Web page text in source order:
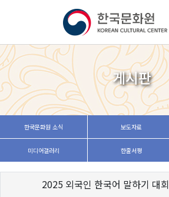
게시판
한국문화원 소식 보도자료
미디어갤러리 한줄서평
2025 외국인 한국어 말하기 대회